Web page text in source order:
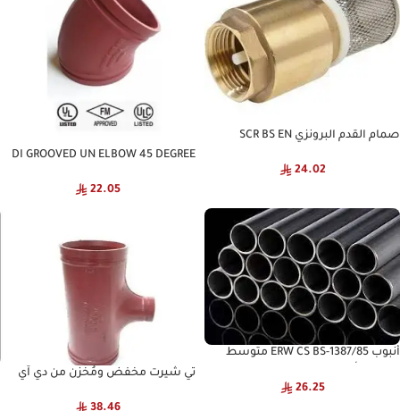
صمام القدم البرونزي SCR BS EN
24.02
DI GROOVED UN ELBOW 45 DEGREE
22.05
أنبوب ERW CS BS-1387/85 متوسط
26.25
تي شيرت مخفض ومُخَزَّن من دي آي